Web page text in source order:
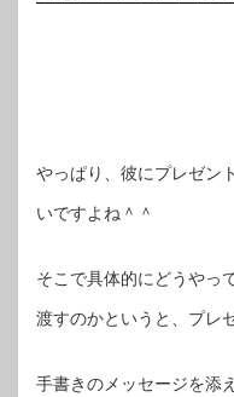
やっぱり、彼にプレゼン
いですよね＾＾
そこで具体的にどうやっ
渡すのかというと、プレ
手書きのメッセージを添